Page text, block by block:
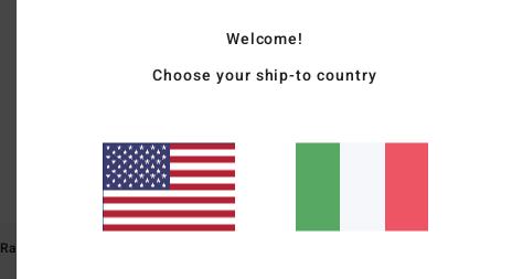
Punteggio medio
3.0
basato su2 recensioni verificate
Il 50% dei nostri clienti consiglia questo prodotto
Rapporto qualità-prezzo
Welcome!
Choose your ship-to country